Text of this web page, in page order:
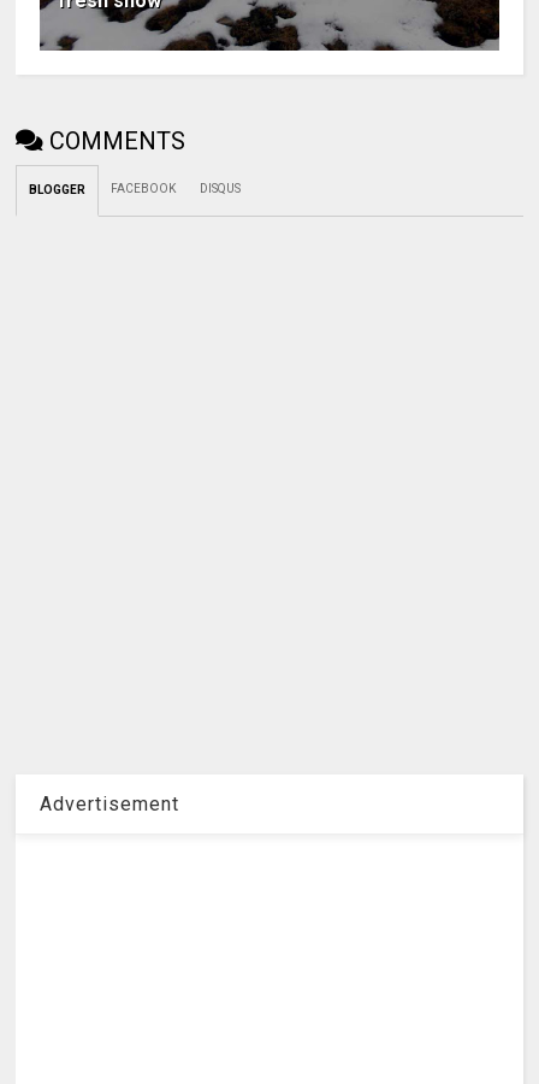
COMMENTS
BLOGGER FACEBOOK DISQUS
Advertisement